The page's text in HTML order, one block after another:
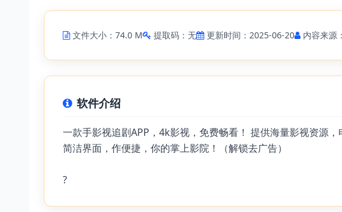
文件大小：74.0 M 提取码：无 更新时间：2025-06-20 内容来源
软件介绍
一款手影视追剧APP，4k影视，免费畅看！ 提供海量影视资源
简洁界面，作便捷，你的掌上影院！（解锁去广告）
?